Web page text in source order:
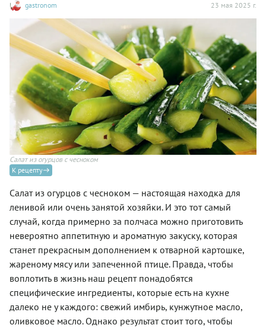
gastronom 23 мая 2025 г.
Салат из огурцов с чесноком
К рецепту
Салат из огурцов с чесноком — настоящая находка для
ленивой или очень занятой хозяйки. И это тот самый
случай, когда примерно за полчаса можно приготовить
невероятно аппетитную и ароматную закуску, которая
станет прекрасным дополнением к отварной картошке,
жареному мясу или запеченной птице. Правда, чтобы
воплотить в жизнь наш рецепт понадобятся
специфические ингредиенты, которые есть на кухне
далеко не у каждого: свежий имбирь, кунжутное масло,
оливковое масло. Однако результат стоит того, чтобы